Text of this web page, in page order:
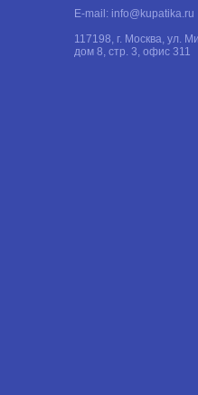
E-mail: info@kupatika.ru
117198, г. Москва, ул.
дом 8, стр. 3, офис 311